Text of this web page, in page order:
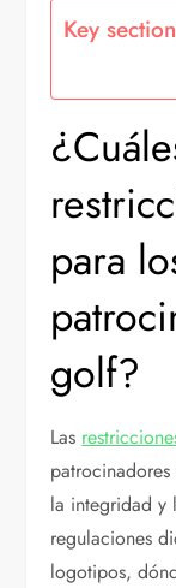
Key
para
golf?
Las
la integridad y
regulaciones
logotipos,